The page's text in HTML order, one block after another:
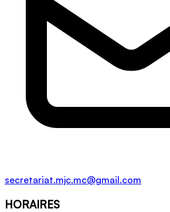
secretariat.mjc.mc@gmail.com
HORAIRES